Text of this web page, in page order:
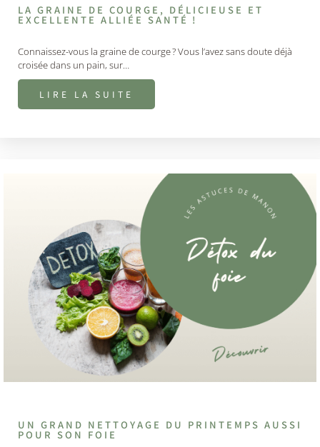
LA GRAINE DE COURGE, DÉLICIEUSE ET
EXCELLENTE ALLIÉE SANTÉ !
Connaissez-vous la graine de courge ? Vous l’avez sans doute déjà
croisée dans un pain, sur…
LIRE LA SUITE
UN GRAND NETTOYAGE DU PRINTEMPS AUSSI
POUR SON FOIE